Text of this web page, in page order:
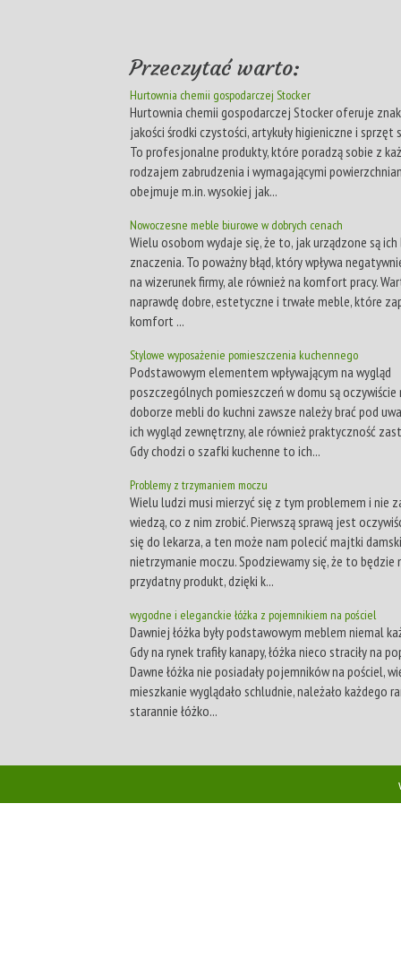
Przeczytać warto:
Hurtownia chemii gospodarczej Stocker
Hurtownia chemii gospodarczej Stocker oferuje
jakości środki czystości, artykuły higieniczne i sprzęt
To profesjonalne produkty, które poradzą sobie z
rodzajem zabrudzenia i wymagającymi
obejmuje m.in. wysokiej jak...
Nowoczesne meble biurowe w dobrych cenach
Wielu osobom wydaje się, że to, jak urządzone są ich
znaczenia. To poważny błąd, który wpływa
na wizerunek firmy, ale również na komfort pracy.
naprawdę dobre, estetyczne i trwałe meble, które
komfort ...
Stylowe wyposażenie pomieszczenia kuchennego
Podstawowym elementem wpływającym na wygląd
poszczególnych pomieszczeń w domu są oczywiście
doborze mebli do kuchni zawsze należy brać pod
ich wygląd zewnętrzny, ale również praktyczność
Gdy chodzi o szafki kuchenne to ich...
Problemy z trzymaniem moczu
Wielu ludzi musi mierzyć się z tym problemem i nie
wiedzą, co z nim zrobić. Pierwszą sprawą jest
się do lekarza, a ten może nam polecić majtki
nietrzymanie moczu. Spodziewamy się, że to będzie
przydatny produkt, dzięki k...
wygodne i eleganckie łóżka z pojemnikiem na pościel
Dawniej łóżka były podstawowym meblem niemal
Gdy na rynek trafiły kanapy, łóżka nieco straciły na
Dawne łóżka nie posiadały pojemników na pościel,
mieszkanie wyglądało schludnie, należało każdego
starannie łóżko...